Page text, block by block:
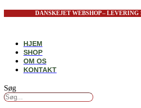
til
DANSKEJET WEBSHOP – LEVERING
HJEM
SHOP
OM OS
KONTAKT
Søg